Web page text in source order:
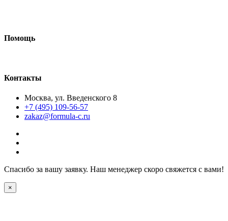
Помощь
Контакты
Москва, ул. Введенского 8
+7 (495) 109-56-57
zakaz@formula-c.ru
Спасибо за вашу заявку. Наш менеджер скоро свяжется с вами!
×